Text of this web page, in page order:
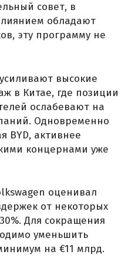
совет, в
обладают
эту программу не
высокие
в Китае, где позиции
ослабевают на
Одновременно
BYD, активнее
концернами уже
оценивал
от некоторых
Для сокращения
уменьшить
на €11 млрд.